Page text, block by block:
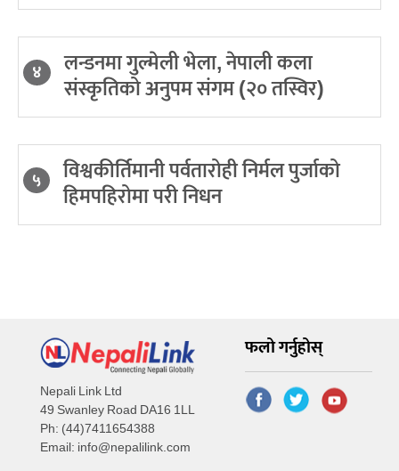
४ लन्डनमा गुल्मेली भेला, नेपाली कला
संस्कृतिको अनुपम संगम (२० तस्विर)
५ विश्वकीर्तिमानी पर्वतारोही निर्मल पुर्जाको
हिमपहिरोमा परी निधन
Nepali Link Ltd
49 Swanley Road DA16 1LL
Ph: (44)7411654388
Email: info@nepalilink.com
फलो गर्नुहोस्